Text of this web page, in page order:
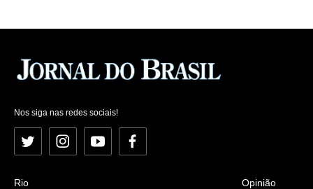
Nos siga nas redes sociais!
Twitter InstagramYouTubeFacebook
Rio
Opinião